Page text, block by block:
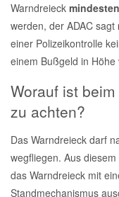
Warndreieck
werden, der ADAC sagt
einer Polizeikontrolle
einem Bußgeld in
Worauf ist
zu achten?
Das Warndreieck darf
wegfliegen. Aus
das Warndreieck mit
Standmechanismus
Karosserie
Winter-
Daihatsu
Dodge Ersatzteile
Honda
Hyundai
Jeep Ersatzteile